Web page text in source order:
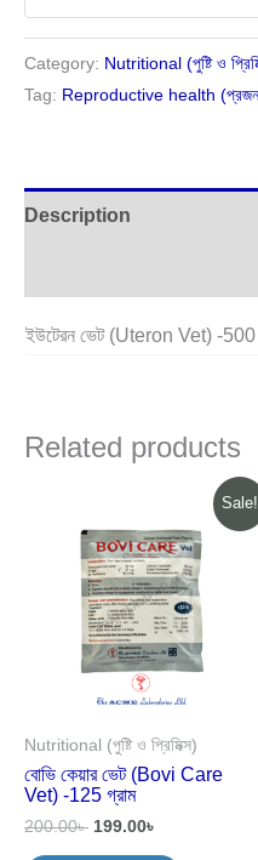
Category: Nutritional (পুষ্টি ও
Tag: Reproductive health (প্রজনন
Description
ইউটেরন ভেট (Uteron Vet) -500
Related products
Sale!
Nutritional (পুষ্টি ও প্রিমিক্স)
বোভি কেয়ার ভেট (Bovi Care
Vet) -125 গ্রাম
200.00৳
was:
200.00৳ .
199.00৳
Current
is:
199.00৳ .